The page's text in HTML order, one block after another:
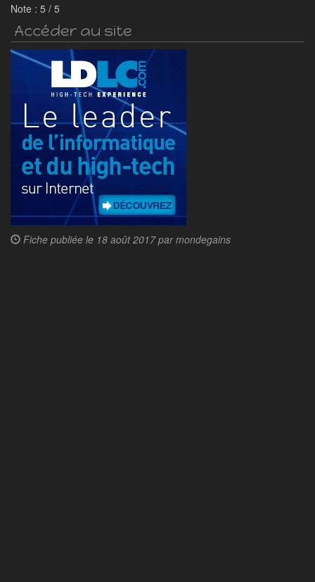
Note : 5 / 5
Accéder au site
Fiche publiée le 18 août 2017 par mondegains